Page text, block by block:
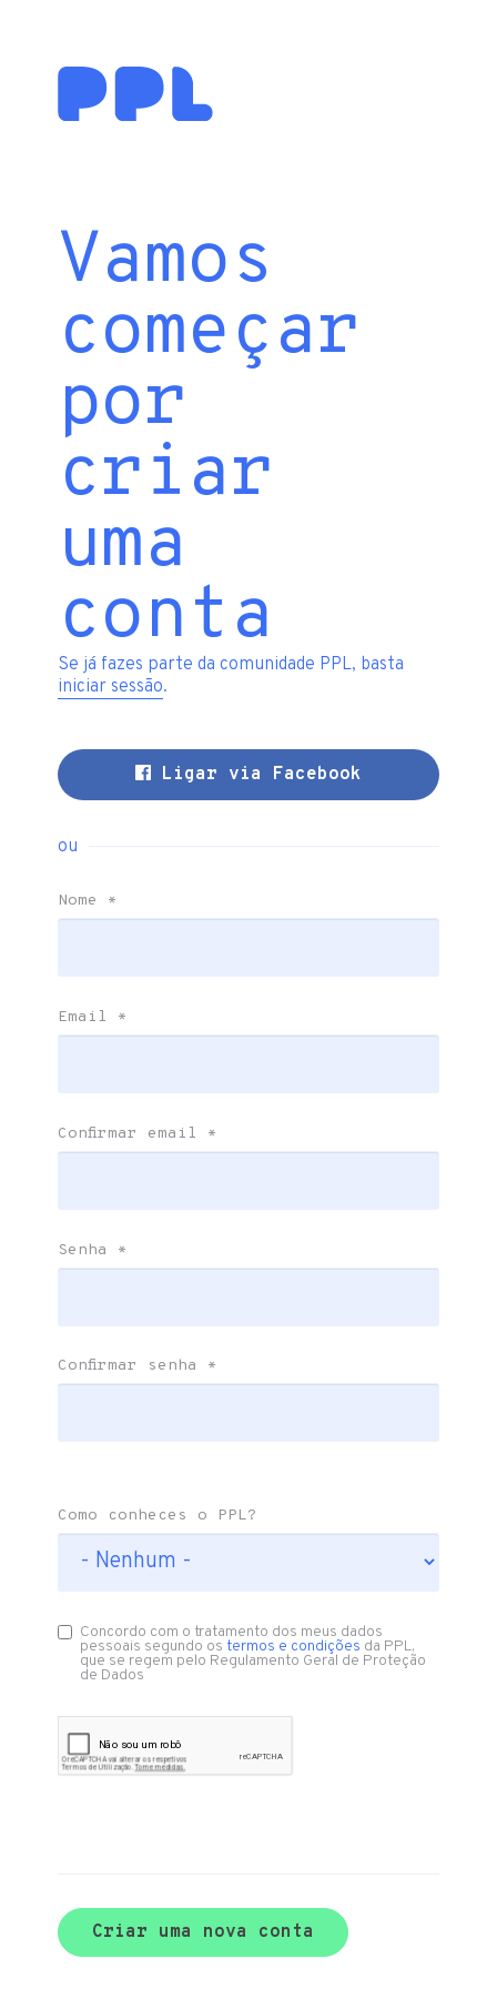
Vamos
começar
por
criar
uma
conta
Se já fazes parte da comunidade PPL, basta
iniciar sessão.
Ligar via Facebook
ou
Nome *
Email *
Confirmar email *
Senha *
Confirmar senha *
Como conheces o PPL?
Concordo com o tratamento dos meus dados
pessoais segundo ostermos e condições da PPL,
que se regem pelo Regulamento Geral de Proteção
de Dados
Criar uma nova conta